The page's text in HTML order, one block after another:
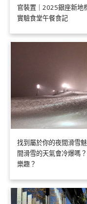
官裝置｜2025銀座新地
實驗食堂午餐食記
找到屬於你的夜間滑雪
間滑雪的天氣會冷爆嗎
樂趣？